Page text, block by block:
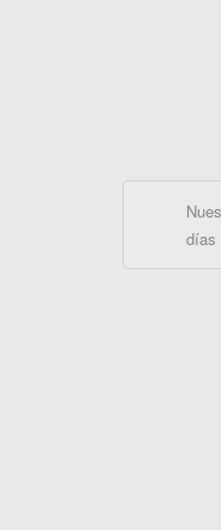
días